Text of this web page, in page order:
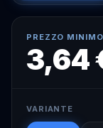
PREZZO MINIMO
3,64
VARIANTE